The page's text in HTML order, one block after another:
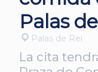
Palas
Palas de Rei
La cita